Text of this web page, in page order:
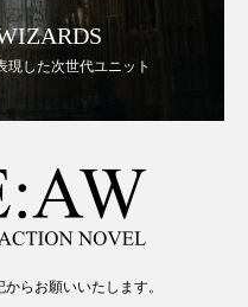
現した次世代ユニット
らお願いいたします。